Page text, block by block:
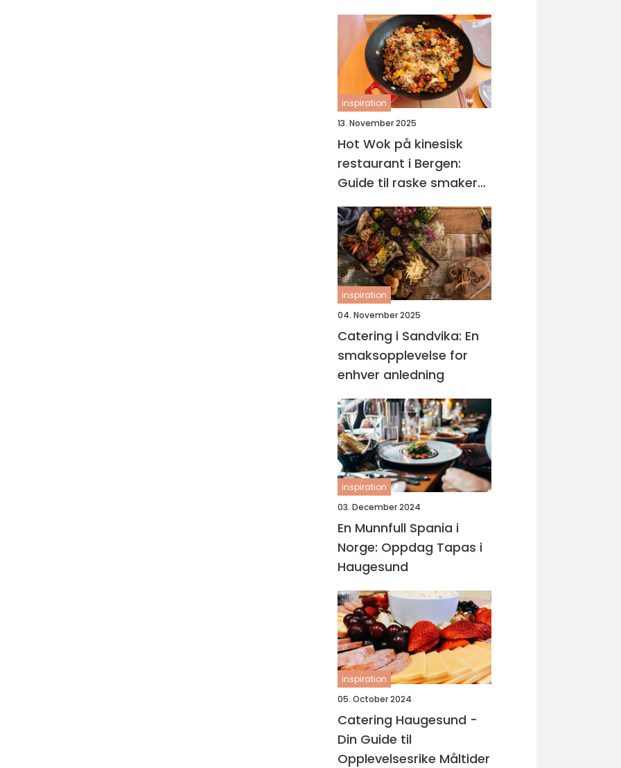
inspiration
13. November 2025
Hot Wok på kinesisk
restaurant i Bergen:
Guide til raske smaker
på Sotra
inspiration
04. November 2025
Catering i Sandvika: En
smaksopplevelse for
enhver anledning
inspiration
03. December 2024
En Munnfull Spania i
Norge: Oppdag Tapas i
Haugesund
inspiration
05. October 2024
Catering Haugesund -
Din Guide til
Opplevelsesrike Måltider